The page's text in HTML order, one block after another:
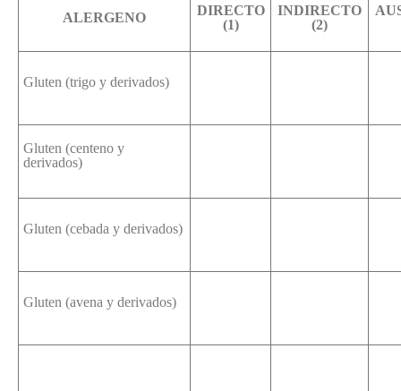
ALERGENO
DIRECTO
(1)
INDIRECTO
(2)
Gluten (trigo y derivados)
Gluten (centeno y
derivados)
Gluten (cebada y derivados)
Gluten (avena y derivados)